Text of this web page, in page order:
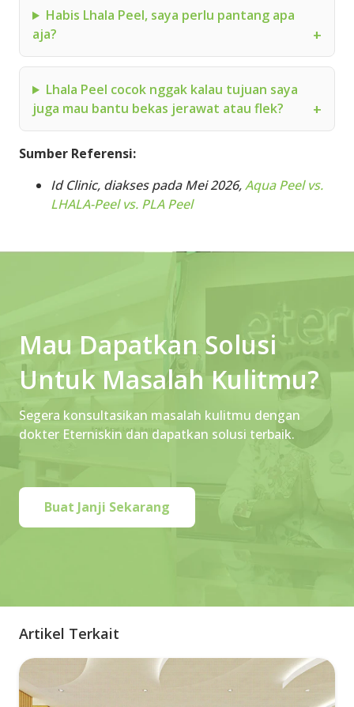
Habis Lhala Peel, saya perlu pantang apa
aja?
Lhala Peel cocok nggak kalau tujuan saya
juga mau bantu bekas jerawat atau flek?
Sumber Referensi:
Id Clinic, diakses pada Mei 2026,Aqua Peel vs.
LHALA-Peel vs. PLA Peel
Mau Dapatkan Solusi
Untuk Masalah Kulitmu?
Segera konsultasikan masalah kulitmu dengan
dokter Eterniskin dan dapatkan solusi terbaik.
Buat Janji Sekarang
Artikel Terkait